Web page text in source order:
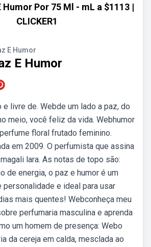
Humor Por 75 Ml - mL a $1113 |
CLICKER1
E Humor
E Humor
livre de. Webde um lado a paz, do
meio, você feliz da vida. Webhumor
floral frutado feminino.
em 2009. O perfumista que assina
lara. As notas de topo são:
de energia, o paz e humor é um
e ideal para usar
mais quentes! Webconheça meu
perfumaria masculina e aprenda
um homem de presença: Webo
da cereja em calda, mesclada ao